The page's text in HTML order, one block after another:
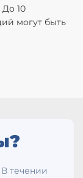
10
могут быть
В течении